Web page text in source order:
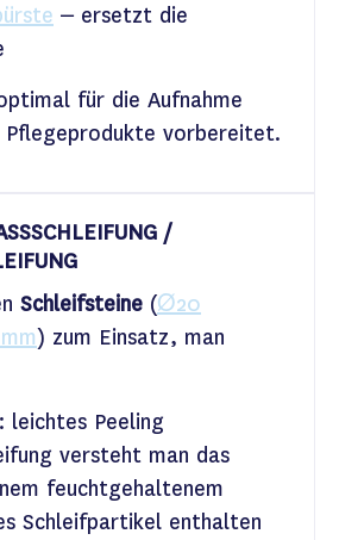
– ersetzt die
für die Aufnahme
Pflegeprodukte vorbereitet.
/
Schleifsteine (Ø20
) zum Einsatz, man
: leichtes Peeling
versteht man das
feuchtgehaltenem
Schleifpartikel enthalten